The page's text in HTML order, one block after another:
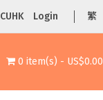
CUHK Login 繁
0 item(s) - US$0.00